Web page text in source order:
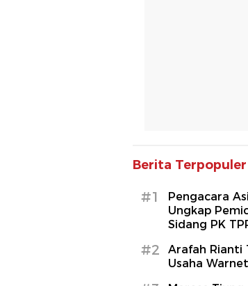
Berita Terpopuler
#1
Pengacara
Ungkap
Sidang PK
#2
Arafah Rianti
Usaha